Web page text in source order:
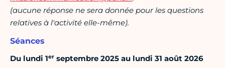
(aucune réponse ne sera donnée pour les questions
relatives à l'activité elle-même).
Séances
Du lundi 1er septembre 2025 au lundi 31 août 2026